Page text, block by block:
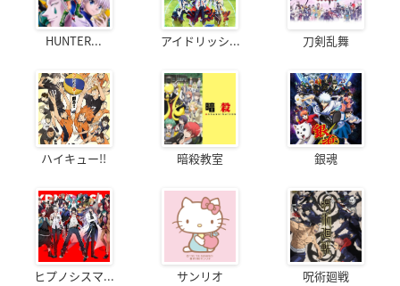
HUNTER... アイドリッシ... 刀剣乱舞
ハイキュー!! 暗殺教室 銀魂
ヒプノシスマ... サンリオ 呪術廻戦